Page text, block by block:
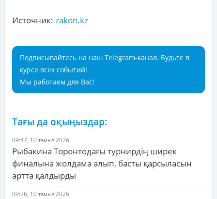
Источник: zakon.kz
Подписывайтесь на наш Telegram-канал. Будьте в
курсе всех событий!
Мы работаем для Вас!
Тағы да оқыңыздар:
09:47, 10 тамыз 2026
Рыбакина Торонтодағы турнирдің ширек
финалына жолдама алып, басты қарсыласын
артта қалдырды
09:26, 10 тамыз 2026